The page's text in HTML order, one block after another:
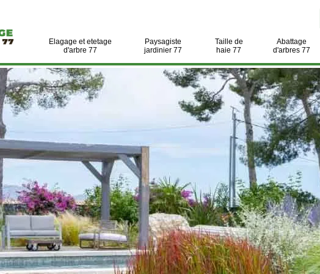
Elagage et etetage
d'arbre 77
Paysagiste
jardinier 77
Taille de
haie 77
Abattage
d'arbres 77